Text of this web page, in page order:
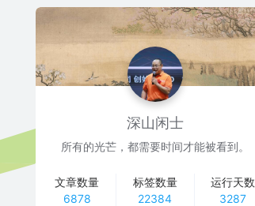
深山闲士
所有的光芒，都需要时间才能被看到。
文章数量
6878
标签数量
22384
运行天数
3287